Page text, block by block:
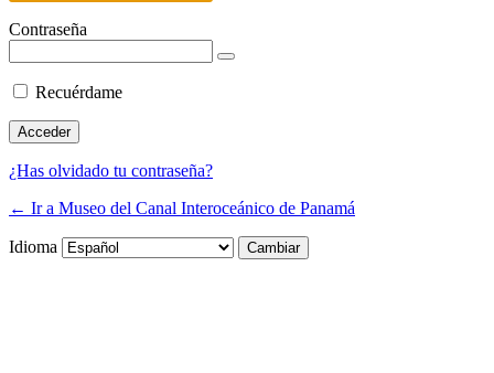
Contraseña
Recuérdame
¿Has olvidado tu contraseña?
← Ir a Museo del Canal Interoceánico de Panamá
Idioma